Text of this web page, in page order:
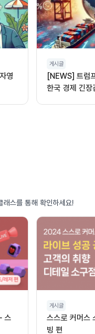
영
게시글
[NEWS] 트럼
한국 경제 긴장
스를 통해 확인하세요!
스
게시글
스스로 커머스
빙 편